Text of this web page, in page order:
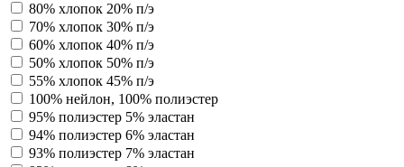
80% хлопок 20% п/э
70% хлопок 30% п/э
60% хлопок 40% п/э
50% хлопок 50% п/э
55% хлопок 45% п/э
100% нейлон, 100% полиэстер
95% полиэстер 5% эластан
94% полиэстер 6% эластан
93% полиэстер 7% эластан